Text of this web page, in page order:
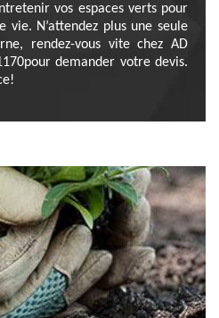
vos espaces verts pour
vie. N’attendez plus une seule
rendez-vous vite chez AD
demander votre devis.